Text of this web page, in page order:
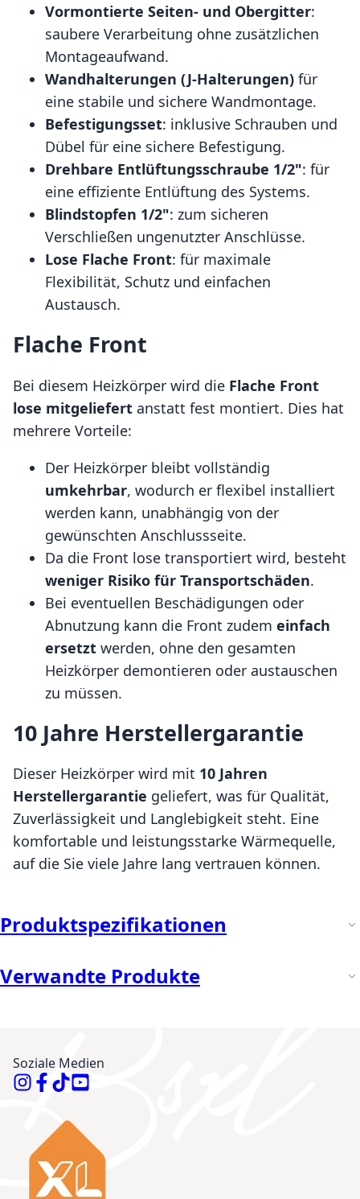
Vormontierte Seiten- und Obergitter:
saubere Verarbeitung ohne zusätzlichen
Montageaufwand.
Wandhalterungen (J-Halterungen) für
eine stabile und sichere Wandmontage.
Befestigungsset: inklusive Schrauben und
Dübel für eine sichere Befestigung.
Drehbare Entlüftungsschraube 1/2": für
eine effiziente Entlüftung des Systems.
Blindstopfen 1/2": zum sicheren
Verschließen ungenutzter Anschlüsse.
Lose Flache Front: für maximale
Flexibilität, Schutz und einfachen
Austausch.
Flache Front
Bei diesem Heizkörper wird die Flache Front
lose mitgeliefert anstatt fest montiert. Dies hat
mehrere Vorteile:
Der Heizkörper bleibt vollständig
umkehrbar, wodurch er flexibel installiert
werden kann, unabhängig von der
gewünschten Anschlussseite.
Da die Front lose transportiert wird, besteht
weniger Risiko für Transportschäden.
Bei eventuellen Beschädigungen oder
Abnutzung kann die Front zudem einfach
ersetzt werden, ohne den gesamten
Heizkörper demontieren oder austauschen
zu müssen.
10 Jahre Herstellergarantie
Dieser Heizkörper wird mit 10 Jahren
Herstellergarantie geliefert, was für Qualität,
Zuverlässigkeit und Langlebigkeit steht. Eine
komfortable und leistungsstarke Wärmequelle,
auf die Sie viele Jahre lang vertrauen können.
Produktspezifikationen
Verwandte Produkte
Soziale Medien